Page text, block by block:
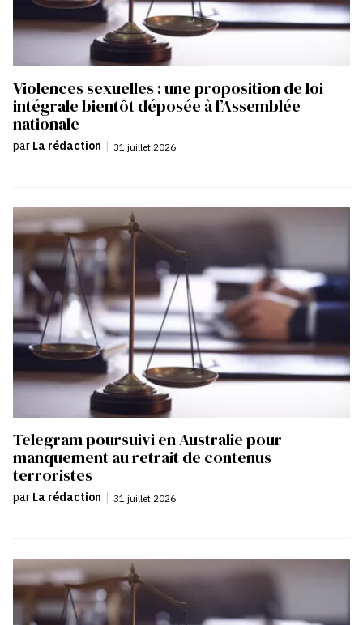
Violences sexuelles : une proposition de loi
intégrale bientôt déposée à l’Assemblée
nationale
par La rédaction | 31 juillet 2026
Telegram poursuivi en Australie pour
manquement au retrait de contenus
terroristes
par La rédaction | 31 juillet 2026